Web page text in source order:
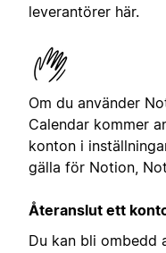
leverantörer här.
Om du använder
Calendar kommer
konton i
gälla för Notion,
Återanslut ett
Du kan bli ombedd